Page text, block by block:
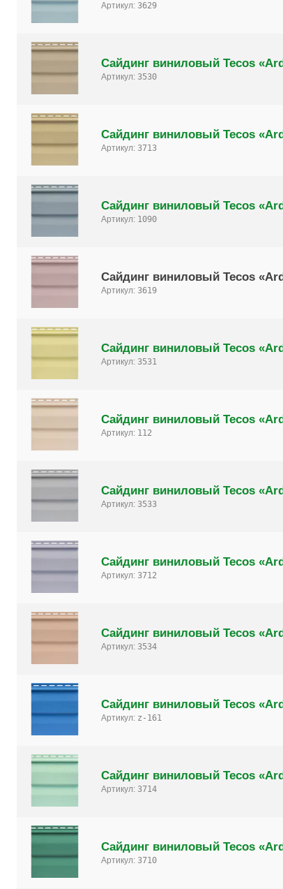
Артикул: 3629
Сайдинг виниловый Tecos
Артикул: 3530
Сайдинг виниловый Tecos
Артикул: 3713
Сайдинг виниловый Tecos
Артикул: 1090
Сайдинг виниловый Tecos
Артикул: 3619
Сайдинг виниловый Tecos
Артикул: 3531
Сайдинг виниловый Tecos
Артикул: 112
Сайдинг виниловый Tecos
Артикул: 3533
Сайдинг виниловый Tecos
Артикул: 3712
Сайдинг виниловый Tecos
Артикул: 3534
Сайдинг виниловый Tecos
Артикул: z-161
Сайдинг виниловый Tecos
Артикул: 3714
Сайдинг виниловый Tecos
Артикул: 3710